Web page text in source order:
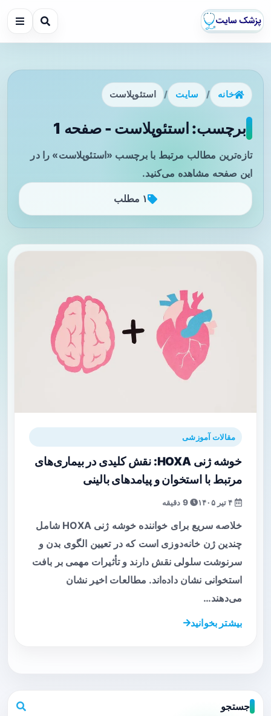
خانه / سایت / استئوپلاست
برچسب: استئوپلاست - صفحه 1
تازه‌ترین مطالب مرتبط با برچسب «استئوپلاست» را در
این صفحه مشاهده می‌کنید.
۱ مطلب
مقالات آموزشی
خوشه ژنی HOXA: نقش کلیدی در بیماری‌های
مرتبط با استخوان و پیامدهای بالینی
9 دقیقه
خلاصه سریع برای خواننده خوشه ژنی HOXA شامل
چندین ژن خانه‌دوزی است که در تعیین الگوی بدن و
سرنوشت سلولی نقش دارند و تأثیرات مهمی بر بافت
استخوانی نشان داده‌اند. مطالعات اخیر نشان
می‌دهند…
بیشتر بخوانید
جستجو